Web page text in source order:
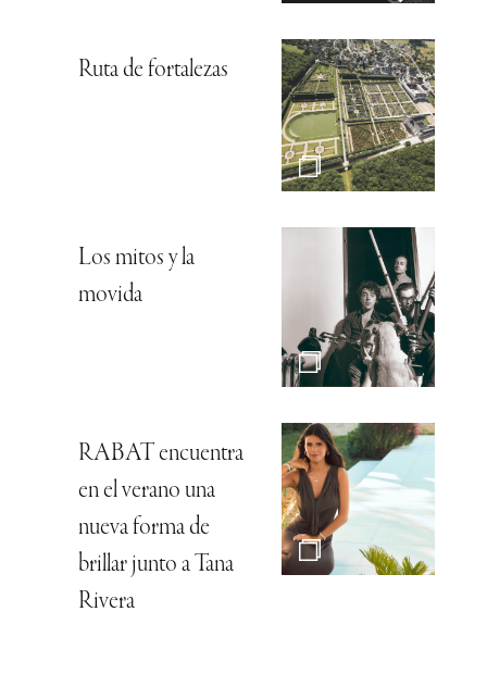
Ruta de fortalezas
Los mitos y la
movida
RABAT encuentra
en el verano una
nueva forma de
brillar junto a Tana
Rivera